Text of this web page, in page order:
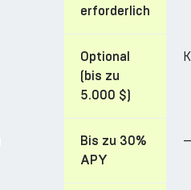
erforderlich
Optional
(bis zu
5.000 $)
Bis zu 30%
APY